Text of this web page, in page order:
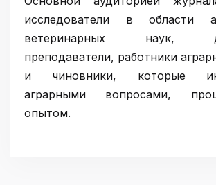
исследователи в области
ветеринарных наук,
преподаватели, работники
и чиновники, которые
аграрными вопросами,
опытом.